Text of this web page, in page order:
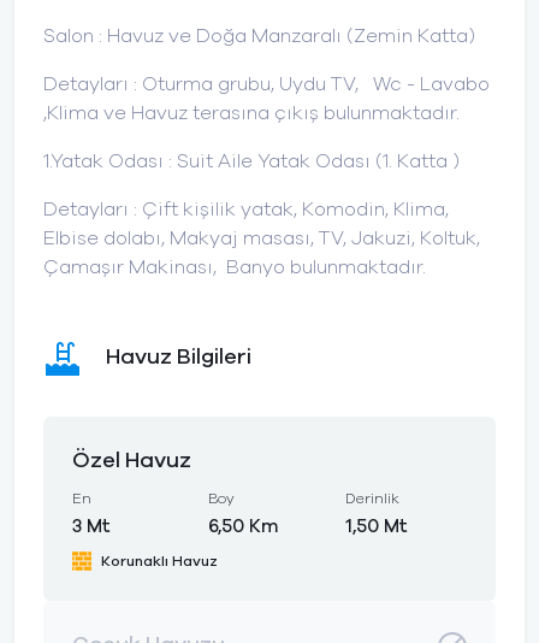
Salon : Havuz ve Doğa Manzaralı (Zemin Katta)
Detayları : Oturma grubu, Uydu TV, Wc - Lavabo
,Klima ve Havuz terasına çıkış bulunmaktadır.
1.Yatak Odası : Suit Aile Yatak Odası (1. Katta )
Detayları : Çift kişilik yatak, Komodin, Klima,
Elbise dolabı, Makyaj masası, TV, Jakuzi, Koltuk,
Çamaşır Makinası, Banyo bulunmaktadır.
Havuz Bilgileri
Özel Havuz
En
3 Mt
Boy
6,50 Km
Derinlik
1,50 Mt
Korunaklı Havuz